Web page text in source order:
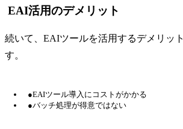
EAI活用のデメリット
続いて、EAIツールを活用するデメリッ
す。
●EAIツール導入にコストがかかる
●バッチ処理が得意ではない